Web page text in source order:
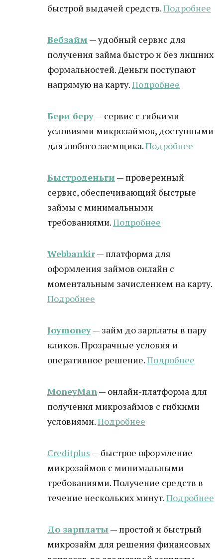
быстрой выдачей средств.Подробнее
Вебзайм — удобный сервис для
получения займа быстро и без лишних
формальностей. Деньги поступают
напрямую на карту.Подробнее
Бери беру— сервис с гибкими
условиями микрозаймов, доступными
для любого заемщика.Подробнее
Быстроденьги — проверенный
сервис, обеспечивающий быстрые
займы с минимальными
требованиями.Подробнее
Webbankir— платформа для
оформления займов онлайн с
моментальным зачислением на карту.
Подробнее
Joymoney— займ до зарплаты в пару
кликов. Прозрачные условия и
оперативное решение.Подробнее
MoneyMan— онлайн-платформа для
получения микрозаймов с гибкими
условиями.Подробнее
Creditplus — быстрое оформление
микрозаймов с минимальными
требованиями. Получение средств в
течение нескольких минут.Подробнее
До зарплаты — простой и быстрый
микрозайм для решения финансовых